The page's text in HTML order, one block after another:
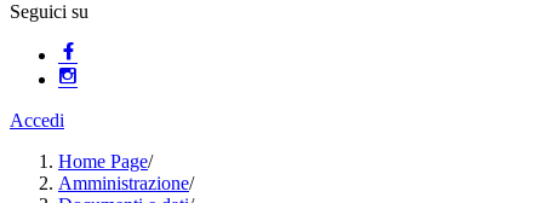
Seguici su
Accedi
Home Page/
Amministrazione/